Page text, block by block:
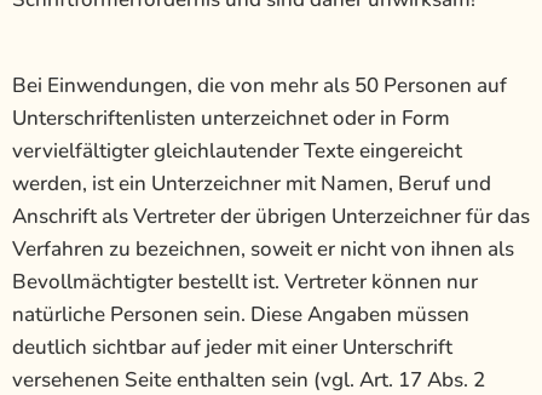
Bei Einwendungen, die von mehr als 50 Personen auf
Unterschriftenlisten unterzeichnet oder in Form
vervielfältigter gleichlautender Texte eingereicht
werden, ist ein Unterzeichner mit Namen, Beruf und
Anschrift als Vertreter der übrigen Unterzeichner für das
Verfahren zu bezeichnen, soweit er nicht von ihnen als
Bevollmächtigter bestellt ist. Vertreter können nur
natürliche Personen sein. Diese Angaben müssen
deutlich sichtbar auf jeder mit einer Unterschrift
versehenen Seite enthalten sein (vgl. Art. 17 Abs. 2